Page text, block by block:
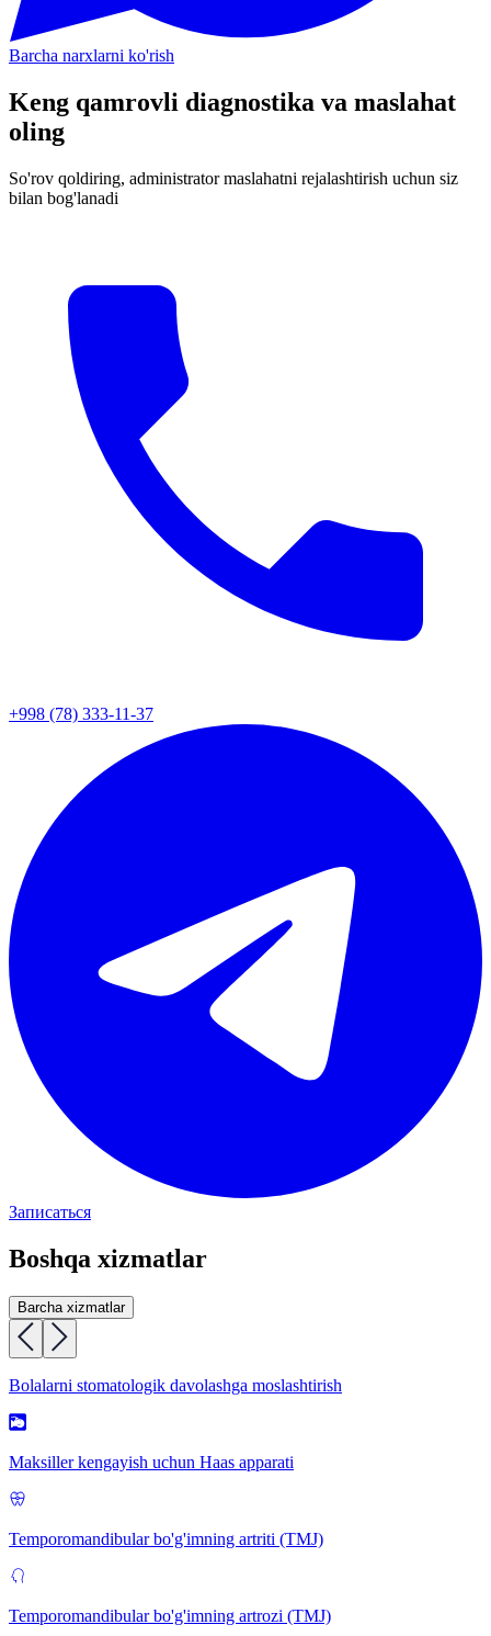
Barcha narxlarni ko'rish
Keng qamrovli diagnostika va maslahat
oling
So'rov qoldiring, administrator maslahatni rejalashtirish uchun siz
bilan bog'lanadi
+998 (78) 333-11-37
Записаться
Boshqa xizmatlar
Barcha xizmatlar
Bolalarni stomatologik davolashga moslashtirish
Maksiller kengayish uchun Haas apparati
Temporomandibular bo'g'imning artriti (TMJ)
Temporomandibular bo'g'imning artrozi (TMJ)